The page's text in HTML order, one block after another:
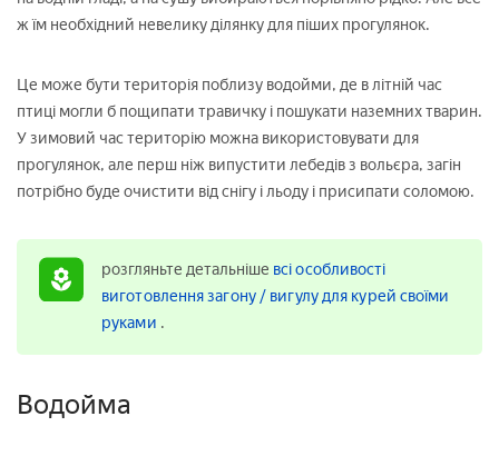
ж їм необхідний невелику ділянку для піших прогулянок.
Це може бути територія поблизу водойми, де в літній час
птиці могли б пощипати травичку і пошукати наземних тварин.
У зимовий час територію можна використовувати для
прогулянок, але перш ніж випустити лебедів з вольєра, загін
потрібно буде очистити від снігу і льоду і присипати соломою.
розгляньте детальніше всі особливості
виготовлення загону / вигулу для курей своїми
руками .
Водойма